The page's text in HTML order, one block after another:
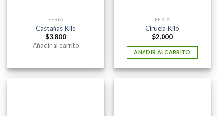
FERIA
Castañas Kilo
$3.800
Añadir al carrito
FERIA
Ciruela Kilo
$2.000
AÑADIR AL CARRITO